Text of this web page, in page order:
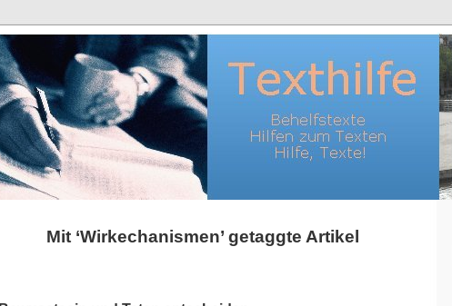
Mit ‘Wirkechanismen’ getaggte Artikel